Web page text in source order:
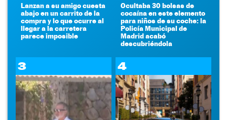
Lanzan a su amigo cuesta
abajo en un carrito de la
compra y lo que ocurre al
llegar a la carretera
parece imposible
Ocultaba 30 bolsas de
cocaína en este elemento
para niños de su coche: la
Policía Municipal de
Madrid acabó
descubriéndola
3 4